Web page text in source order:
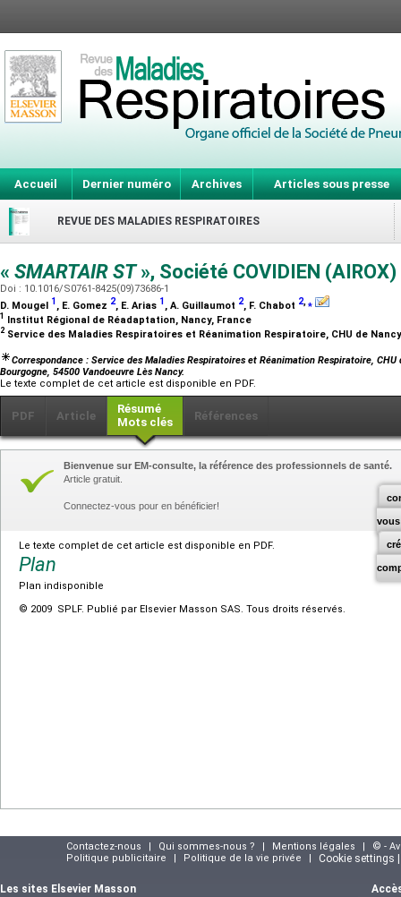
Accueil Dernier numéro Archives Articles sous presse
REVUE DES MALADIES RESPIRATOIRES
« SMARTAIR ST», Société COVIDIEN (AIROX)
Doi : 10.1016/S0761-8425(09)73686-1
D. Mougel 1 , E. Gomez 2, E. Arias 1 , A. Guillaumot 2, F. Chabot 2,⁎
1 Institut Régional de Réadaptation, Nancy, France
2 Service des Maladies Respiratoires et Réanimation Respiratoire, CHU de
Correspondance : Service des Maladies Respiratoires et Réanimation Respiratoire,
Bourgogne, 54500 Vandoeuvre Lès Nancy.
Le texte complet de cet article est disponible en PDF.
PDF Article
Résumé
Mots clés
Références
vous
Bienvenue sur EM-consulte, la référence des professionnels de santé.
Article gratuit.
Connectez-vous pour en bénéficier!
Le texte complet de cet article est disponible en PDF.
Plan
Plan indisponible
© 2009 SPLF. Publié par Elsevier Masson SAS. Tous droits réservés.
Contactez-nous | Qui sommes-nous ? | Mentions légales |
© -
Politique publicitaire
| Politique de la vie privée | Cookie settings
Les sites Elsevier Masson